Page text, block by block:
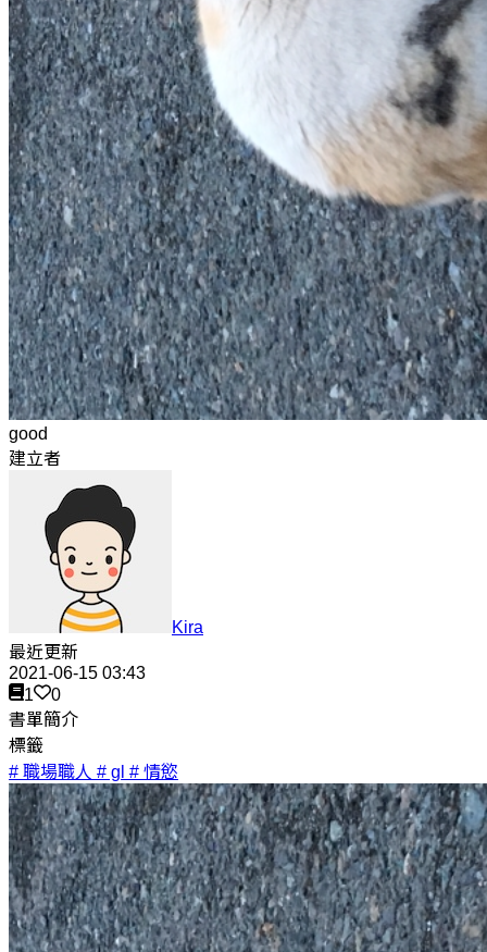
good
建立者
Kira
最近更新
2021-06-15 03:43
1
0
書單簡介
標籤
# 職場職人 # gl # 情慾